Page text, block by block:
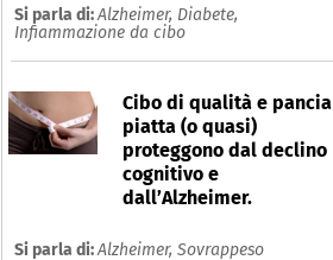
Si parla di:Alzheimer, Diabete,
Infiammazione da cibo
Cibo di qualità e pancia
piatta (o quasi)
proteggono dal declino
cognitivo e
dall’Alzheimer.
Si parla di:Alzheimer, Sovrappeso